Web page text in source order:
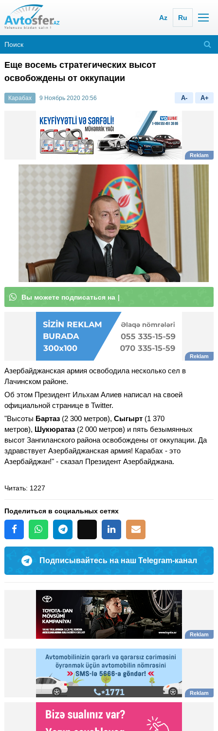
Az Ru
Еще восемь стратегических высот
освобождены от оккупации
Карабах 9 Ноябрь 2020 20:56 A- A+
Вы может|
Азербайджанская армия освободила несколько сел в
Лачинском районе.
Oб этом Президент Ильхам Алиев написал на своей
официальной странице в Twitter.
"Высоты Бартаз (2 300 метров), Сыгырт (1 370
метров), Шукюратаз (2 000 метров) и пять безымянных
высот Зангиланского района освобождены от оккупации. Да
здравствует Азербайджанская армия! Карабах - это
Азербайджан!" - сказал Президент Азербайджана.
Читать: 1227
Поделиться в социальных сетях
Подписывайтесь на наш Telegram-канал